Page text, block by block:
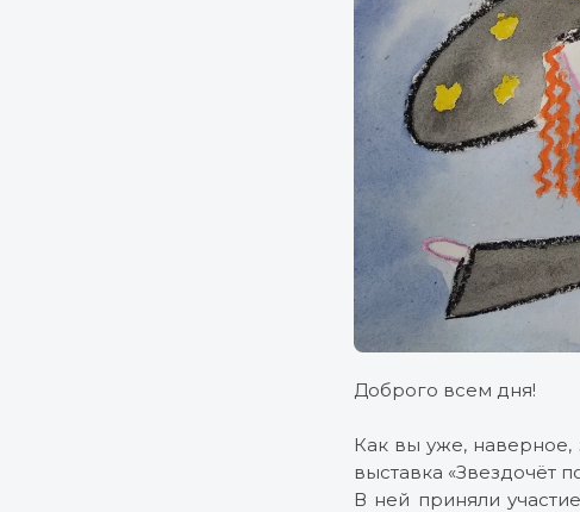
Доброго всем дня!
Как вы уже, наверное,
выставка «Звездочёт
В ней приняли